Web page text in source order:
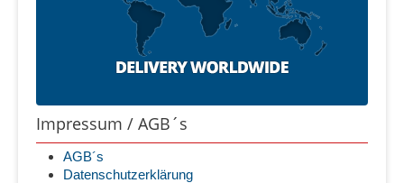
Impressum / AGB´s
AGB´s
Datenschutzerklärung